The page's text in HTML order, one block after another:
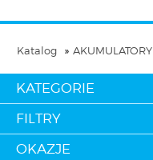
Katalog AKUMULATORY
KATEGORIE
FILTRY
OKAZJE